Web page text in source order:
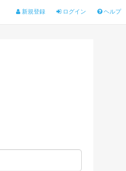
新規登録 ログイン ヘルプ